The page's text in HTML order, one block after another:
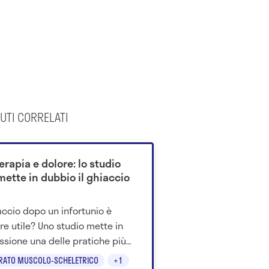
CORRELATI
MUSCOLO-SCHELETRICO +1
e dolore: lo studio
in dubbio il ghiaccio
dopo un infortunio è
utile? Uno studio mette in
una delle pratiche più
nella gestione del dolore e